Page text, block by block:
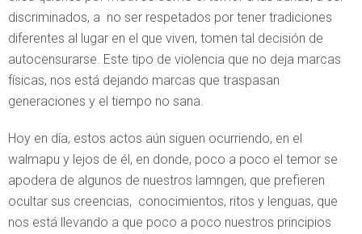
discriminados, a no ser respetados por tener tradiciones
diferentes al lugar en el que viven, tomen tal decisión de
autocensurarse. Este tipo de violencia que no deja marcas
físicas, nos está dejando marcas que traspasan
generaciones y el tiempo no sana.
Hoy en día, estos actos aún siguen ocurriendo, en el
walmapu y lejos de él, en donde, poco a poco el temor se
apodera de algunos de nuestros lamngen, que prefieren
ocultar sus creencias, conocimientos, ritos y lenguas, que
nos está llevando a que poco a poco nuestros principios